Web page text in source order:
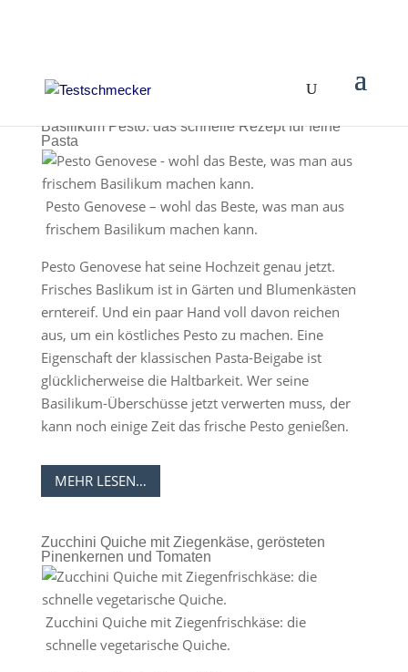
Basilikum Pesto: das schnelle Rezept für feine
Pasta
Pesto Genovese – wohl das Beste, was man aus
frischem Basilikum machen kann.
Pesto Genovese hat seine Hochzeit genau jetzt.
Frisches Baslikum ist in Gärten und Blumenkästen
erntereif. Und ein paar Hand voll davon reichen
aus, um ein köstliches Pesto zu machen. Eine
Eigenschaft der klassischen Pasta-Beigabe ist
glücklicherweise die Haltbarkeit. Wer seine
Basilikum-Überschüsse jetzt verwerten muss, der
kann noch einige Zeit das frische Pesto genießen.
MEHR LESEN…
Zucchini Quiche mit Ziegenkäse, gerösteten
Pinenkernen und Tomaten
Zucchini Quiche mit Ziegenfrischkäse: die
schnelle vegetarische Quiche.